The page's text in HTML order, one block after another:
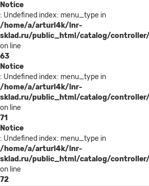
Notice
: Undefined index: menu_type in
/home/a/arturl4k/lnr-
sklad.ru/public_html/catalog/
on line
63
Notice
: Undefined index: menu_type in
/home/a/arturl4k/lnr-
sklad.ru/public_html/catalog/
on line
71
Notice
: Undefined index: menu_type in
/home/a/arturl4k/lnr-
sklad.ru/public_html/catalog/
on line
72